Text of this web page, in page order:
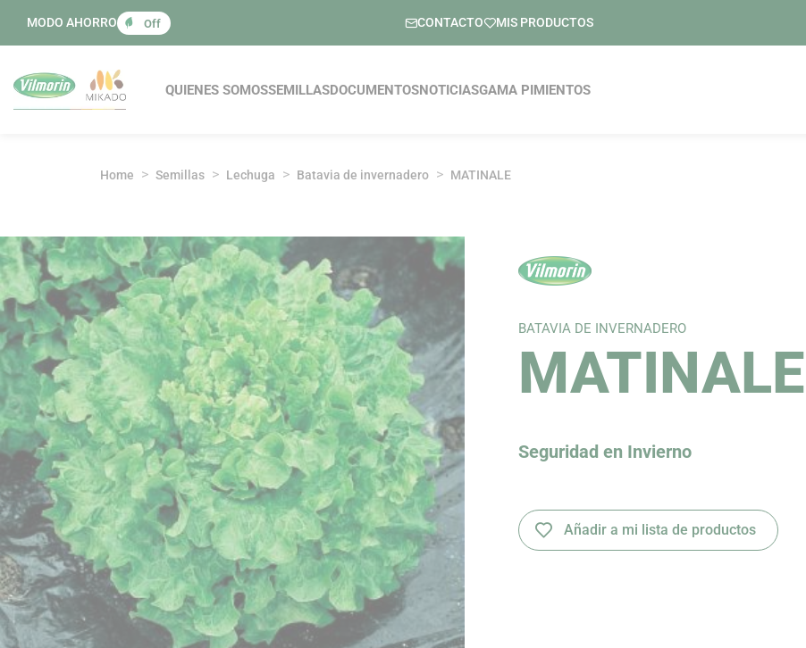
MODO AHORRO Off CONTACTO MIS PRODUCTOS
Navegación principal
QUIENES SOMOSSEMILLASDOCUMENTOSNOTICIASGAMA PIMIENTOS
Home Semillas Lechuga Batavia de invernadero MATINALE
BATAVIA DE INVERNADERO
MATINALE
Seguridad en Invierno
Añadir a mi lista de productos
Panel de gestión de cookies